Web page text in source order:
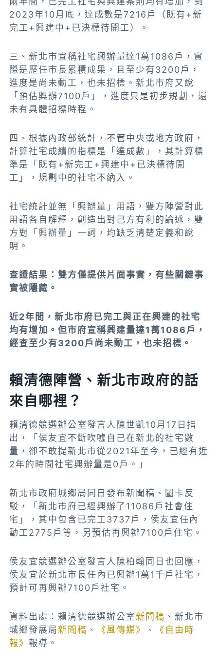
2023年10月底，達成數是7216戶（既有+新
完工+興建中+已決標待開工）。
三、新北市宣稱社宅興辦量達1萬1086戶，實
際是歷任市長累積成果，且至少有3200戶，
進度是尚未動工，也未招標。新北市府又說
「預估興辦7100戶」，進度只是初步規劃，還
未有具體招標時程。
四、根據內政部統計，不管中央或地方政府，
計算社宅成績的指標是「達成數」，其計算標
準是「既有+新完工+興建中+已決標待開
工」，規劃中的社宅不納入。
社宅統計並無「興辦量」用語，雙方陣營對此
用語各自解釋，創造出對己方有利的論述，雙
方對「興辦量」一詞，均缺乏清楚定義和說
明。
查證結果：雙方僅提供片面事實，有些關鍵事
實被隱藏。
近2年間 ，新北市府已完工與正在興建的社宅
均有增加 。但市府宣稱興建量達1萬1086戶，
經查至少有3200戶尚未動工，也未招標。
賴清德陣營、新北市政府的話
來自哪裡？
賴清德競選辦公室發言人陳世凱10月17日指
出，「侯友宜不斷吹噓自己在新北的社宅數
量，卻不敢提新北市從2021年至今，已經有近
2年的時間社宅興辦量是0戶。」
新北市政府城鄉局同日發布新聞稿、圖卡反
駁，「新北市府已經興辦了11086戶社會住
宅」，其中包含已完工3737戶，侯友宜任內
動工2775戶等，另預估再興辦7100戶住宅。
侯友宜競選辦公室發言人陳柏翰同日也回應，
侯友宜於新北市長任內已興辦1萬1千戶社宅，
預計可再興辦7100戶社宅。
資料出處：賴清德競選辦公室新聞稿 、新北市
城鄉發展局新聞稿 、 《風傳媒》 、
《自由時
報》報導。